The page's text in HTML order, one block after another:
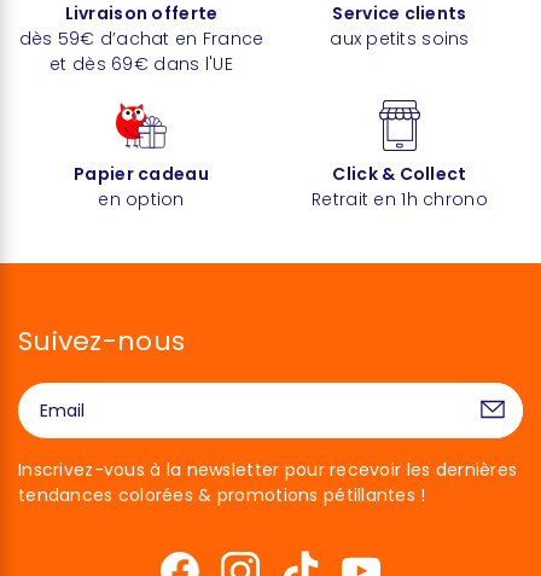
Livraison offerte
dès 59€ d’achat en France
et dès 69€ dans l'UE
Service clients
aux petits soins
Papier cadeau
en option
Click & Collect
Retrait en 1h chrono
Suivez-nous
Inscrivez-vous à la newsletter pour recevoir les dernières
tendances colorées & promotions pétillantes !